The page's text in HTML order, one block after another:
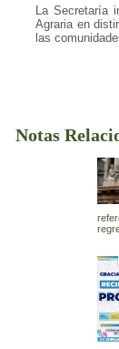
La Secretaría
Agraria en
las
Notas